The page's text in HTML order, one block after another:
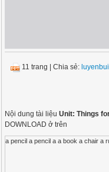
11 trang |Chia sẻ:
Nội dung tài liệuUnit: Things
DOWNLOAD ở trên
a pencil a pencil a a book a chair a